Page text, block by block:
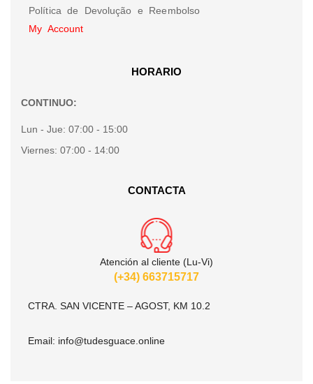
Política de Devolução e Reembolso
My Account
HORARIO
CONTINUO:
Lun - Jue: 07:00 - 15:00
Viernes: 07:00 - 14:00
CONTACTA
Atención al cliente (Lu-Vi)
(+34) 663715717
CTRA. SAN VICENTE – AGOST, KM 10.2
Email: info@tudesguace.online